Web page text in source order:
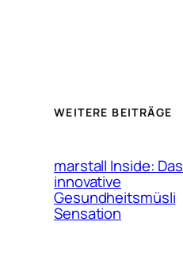
WEITERE BEITRÄGE
marstall Inside: Das
innovative
Gesundheitsmüsli
Sensation